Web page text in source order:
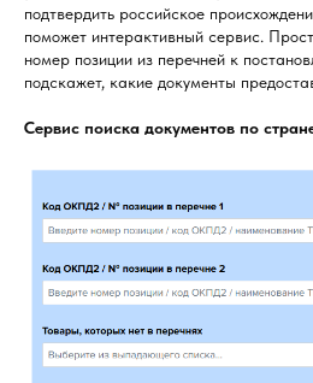
подтвердить российское
поможет интерактивный сервис.
номер позиции из перечней к
подскажет, какие документы
Сервис поиска документов по